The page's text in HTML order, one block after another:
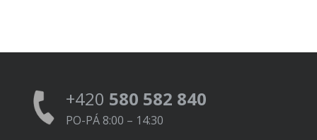
+420 580 582 840
PO-PÁ 8:00 – 14:30